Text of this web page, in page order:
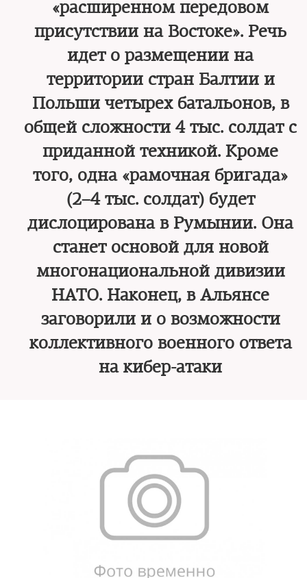
«расширенном передовом
присутствии на Востоке». Речь
идет о размещении на
территории стран Балтии и
Польши четырех батальонов, в
общей сложности 4 тыс. солдат с
приданной техникой. Кроме
того, одна «рамочная бригада»
(2–4 тыс. солдат) будет
дислоцирована в Румынии. Она
станет основой для новой
многонациональной дивизии
НАТО. Наконец, в Альянсе
заговорили и о возможности
коллективного военного ответа
на кибер-атаки